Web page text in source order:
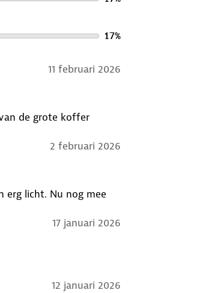
17%
11 februari 2026
de grote koffer
2 februari 2026
erg licht. Nu nog mee
17 januari 2026
12 januari 2026